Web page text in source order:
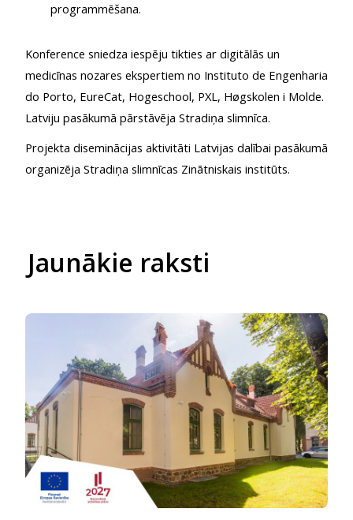
programmēšana.
Konference sniedza iespēju tikties ar digitālās un
medicīnas nozares ekspertiem no Instituto de Engenharia
do Porto, EureCat, Hogeschool, PXL, Høgskolen i Molde.
Latviju pasākumā pārstāvēja Stradiņa slimnīca.
Projekta diseminācijas aktivitāti Latvijas dalībai pasākumā
organizēja Stradiņa slimnīcas Zinātniskais institūts.
Jaunākie raksti